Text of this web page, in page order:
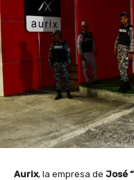
Aurix, la empresa de José